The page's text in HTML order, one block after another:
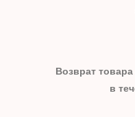
Возврат
в